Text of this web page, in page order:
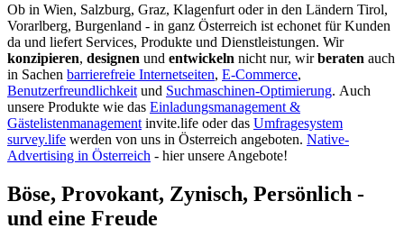
Ob in Wien, Salzburg, Graz, Klagenfurt oder in den Ländern Tirol,
Vorarlberg, Burgenland - in ganz Österreich ist echonet für Kunden
da und liefert Services, Produkte und Dienstleistungen. Wir
konzipieren, designen und entwickeln nicht nur, wirberaten auch
in Sachen barrierefreie Internetseiten, E-Commerce,
Benutzerfreundlichkeit und Suchmaschinen-Optimierung. Auch
unsere Produkte wie das Einladungsmanagement &
Gästelistenmanagement invite.life oder das Umfragesystem
survey.life werden von uns in Österreich angeboten. Native-
Advertising in Österreich - hier unsere Angebote!
Böse, Provokant, Zynisch, Persönlich -
und eine Freude